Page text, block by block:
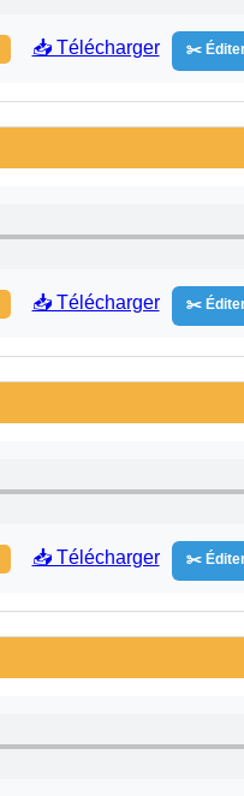
📥 Télécharger ✂️
📥 Télécharger ✂️
📥 Télécharger ✂️